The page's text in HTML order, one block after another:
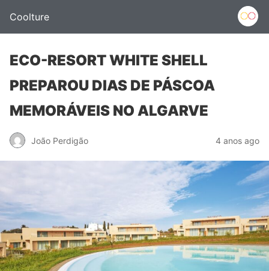
Coolture
ECO-RESORT WHITE SHELL
PREPAROU DIAS DE PÁSCOA
MEMORÁVEIS NO ALGARVE
João Perdigão 4 anos ago